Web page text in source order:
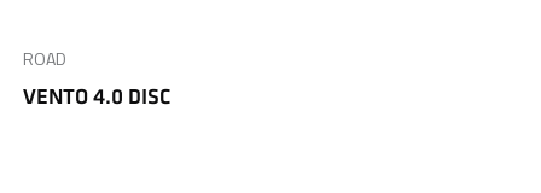
ROAD
VENTO 4.0 DISC